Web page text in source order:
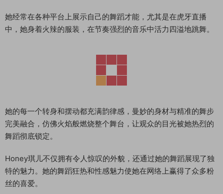
她经常在各种平台上展示自己的舞蹈才能，尤其是在虎牙直播
中，她身着火辣的服装，在节奏强烈的音乐中活力四溢地跳舞。
她的每一个转身和摆动都充满韵律感，曼妙的身材与精准的舞步
完美融合，仿佛火焰般燃烧整个舞台，让观众的目光被她热烈的
舞蹈彻底锁定。
Honey琪儿不仅拥有令人惊叹的外貌，还通过她的舞蹈展现了独
特的魅力。她的舞蹈狂热和性感魅力使她在网络上赢得了众多粉
丝的喜爱。